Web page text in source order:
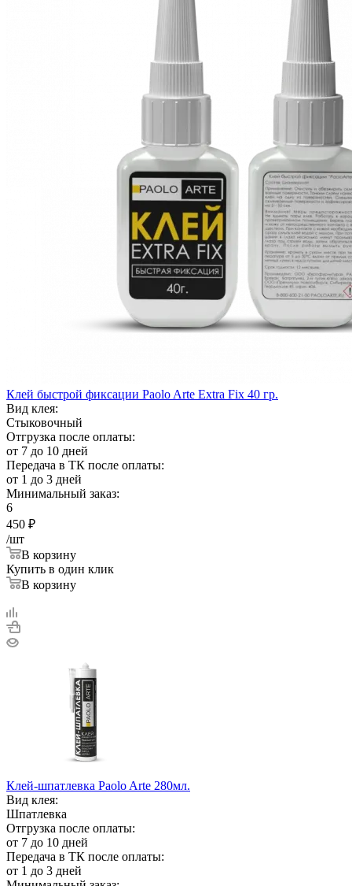
Клей быстрой фиксации Paolo Arte Extra Fix 40 гр.
Вид клея:
Стыковочный
Отгрузка после оплаты:
от 7 до 10 дней
Передача в ТК после оплаты:
от 1 до 3 дней
Минимальный заказ:
6
450 ₽
/шт
В корзину
Купить в один клик
В корзину
Клей-шпатлевка Paolo Arte 280мл.
Вид клея:
Шпатлевка
Отгрузка после оплаты:
от 7 до 10 дней
Передача в ТК после оплаты:
от 1 до 3 дней